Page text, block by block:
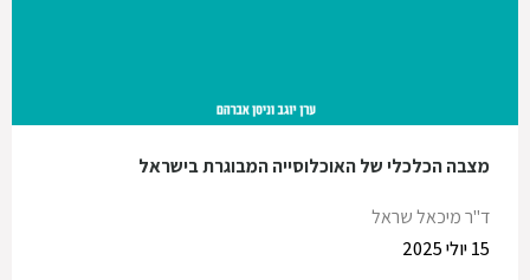
מצבה הכלכלי של האוכלוסייה המבוגרת בישראל
ד"ר מיכאל שראל
15 יולי 2025